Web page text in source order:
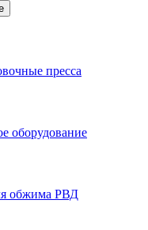
пресса
оборудование
обжима РВД